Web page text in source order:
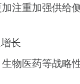
注重加强供给
长
医药等战略性